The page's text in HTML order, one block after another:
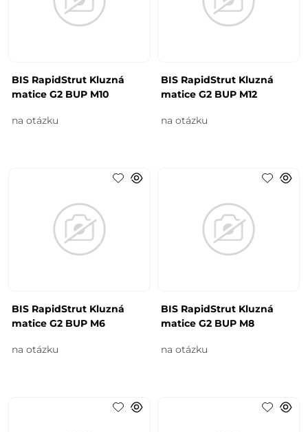
BIS RapidStrut Kluzná
matice G2 BUP M10
na otázku
BIS RapidStrut Kluzná
matice G2 BUP M12
na otázku
BIS RapidStrut Kluzná
matice G2 BUP M6
na otázku
BIS RapidStrut Kluzná
matice G2 BUP M8
na otázku